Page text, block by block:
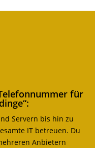
für
Servern bis hin zu
IT betreuen. Du
Anbietern